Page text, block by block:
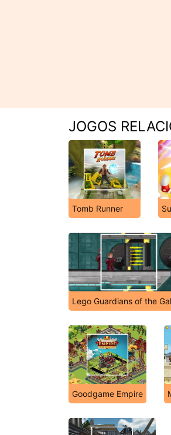
JOGOS
Tomb Runner
Lego Guardians of the
Goodgame Empire